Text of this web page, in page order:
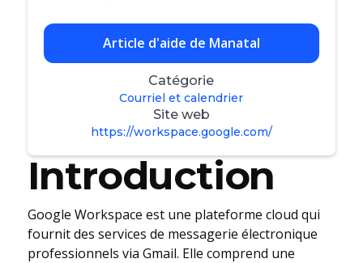
Article d'aide de Manatal
Catégorie
Courriel et calendrier
Site web
https://workspace.google.com/
Introduction
Google Workspace est une plateforme cloud qui
fournit des services de messagerie électronique
professionnels via Gmail. Elle comprend une